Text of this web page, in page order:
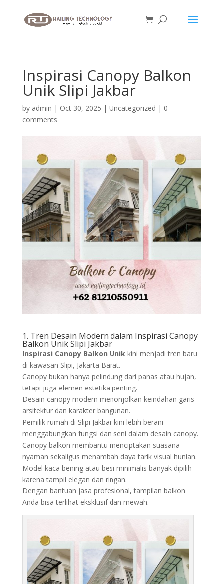
Inspirasi Canopy Balkon
Unik Slipi Jakbar
by admin | Oct 30, 2025 | Uncategorized | 0
comments
1. Tren Desain Modern dalam Inspirasi Canopy
Balkon Unik Slipi Jakbar
Inspirasi Canopy Balkon Unikkini menjadi tren baru
di kawasan Slipi, Jakarta Barat.
Canopy bukan hanya pelindung dari panas atau hujan,
tetapi juga elemen estetika penting.
Desain canopy modern menonjolkan keindahan garis
arsitektur dan karakter bangunan.
Pemilik rumah di Slipi Jakbar kini lebih berani
menggabungkan fungsi dan seni dalam desain canopy.
Canopy balkon membantu menciptakan suasana
nyaman sekaligus menambah daya tarik visual hunian.
Model kaca bening atau besi minimalis banyak dipilih
karena tampil elegan dan ringan.
Dengan bantuan jasa profesional, tampilan balkon
Anda bisa terlihat eksklusif dan mewah.